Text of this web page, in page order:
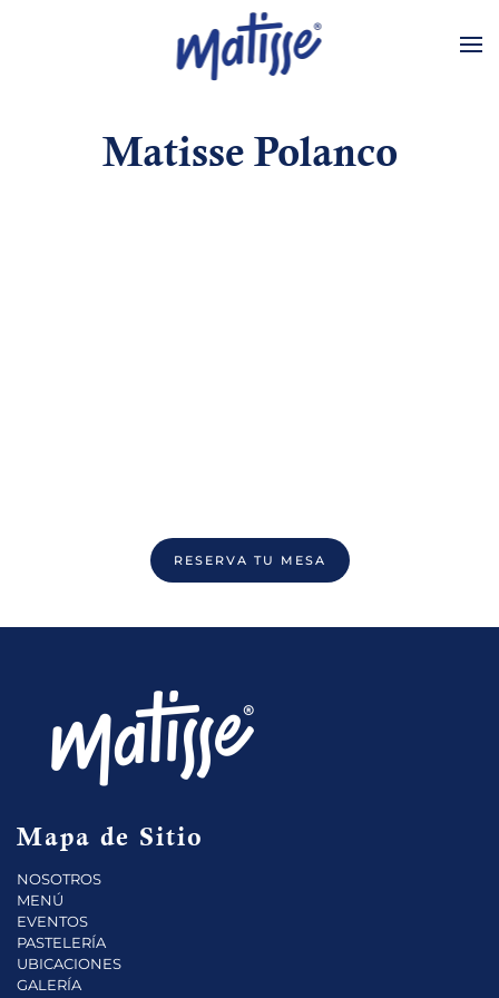
Skip to main content
Matisse Polanco
RESERVA TU MESA
Mapa de Sitio
NOSOTROS
MENÚ
EVENTOS
PASTELERÍA
UBICACIONES
GALERÍA